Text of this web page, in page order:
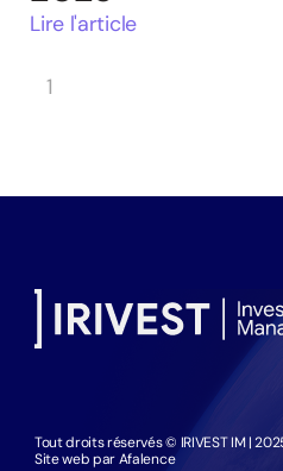
Lire l'article
1
Tout droits réservés © IRIVEST IM |
Site web par Afalence